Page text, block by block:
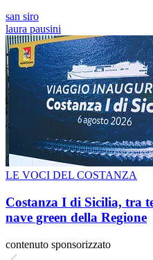
san siro
laura pausini
LE VOCI DEL COSTANZA
Costanza I di Sicilia, tra
nave green della Regione
contenuto sponsorizzato